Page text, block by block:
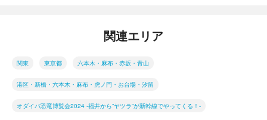
関連エリア
関東 東京都 六本木・麻布・赤坂・青山
港区・新橋・六本木・麻布・虎ノ門・お台場・汐留
オダイバ恐竜博覧会2024 -福井から“ヤツラ”が新幹線でやってくる！-